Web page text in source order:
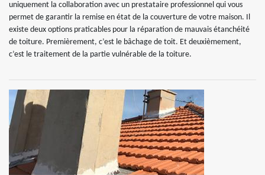
uniquement la collaboration avec un prestataire professionnel qui vous
permet de garantir la remise en état de la couverture de votre maison. Il
existe deux options praticables pour la réparation de mauvais étanchéité
de toiture. Premièrement, c’est le bâchage de toit. Et deuxièmement,
c’est le traitement de la partie vulnérable de la toiture.